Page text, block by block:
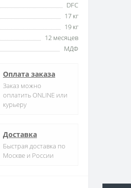
DFC
17 кг
19 кг
12 месяцев
МДФ
Оплата заказа
Заказ можно
оплатить ONLINE или
курьеру
Доставка
Быстрая доставка по
Москве и России